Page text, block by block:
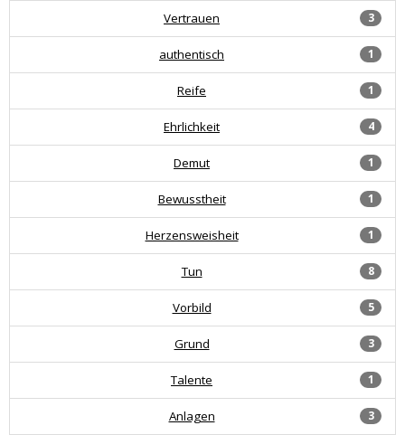
3
Vertrauen
1
authentisch
1
Reife
4
Ehrlichkeit
1
Demut
1
Bewusstheit
1
Herzensweisheit
8
Tun
5
Vorbild
3
Grund
1
Talente
3
Anlagen